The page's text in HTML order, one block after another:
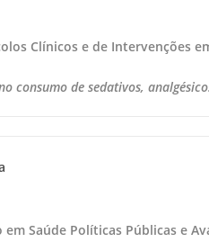
Clínicos e de Intervenções
consumo de sedativos,
em Saúde Políticas Públicas e